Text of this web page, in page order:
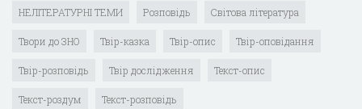
НЕЛІТЕРАТУРНІ ТЕМИ Розповідь Світова література
Твори до ЗНО Твір-казка Твір-опис Твір-оповідання
Твір-розповідь Твір дослідження Текст-опис
Текст-роздум Текст-розповідь